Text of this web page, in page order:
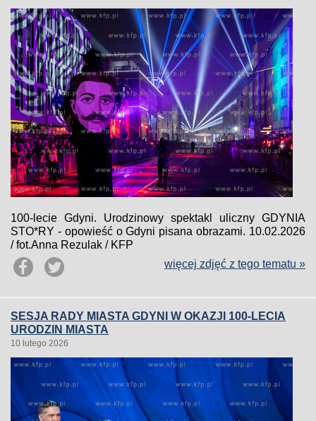
100-lecie Gdyni. Urodzinowy spektakl uliczny GDYNIA
STO*RY - opowieść o Gdyni pisana obrazami. 10.02.2026
/ fot.Anna Rezulak / KFP
więcej zdjęć z tego tematu »
SESJA RADY MIASTA GDYNI W OKAZJI 100-LECIA
URODZIN MIASTA
10 lutego 2026